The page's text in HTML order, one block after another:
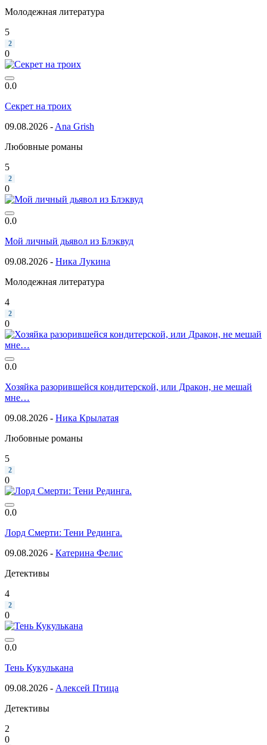
Молодежная литература
5
2
0
0.0
Секрет на троих
09.08.2026 - Ana Grish
Любовные романы
5
2
0
0.0
Мой личный дьявол из Блэквуд
09.08.2026 - Ника Лукина
Молодежная литература
4
2
0
0.0
Хозяйка разорившейся кондитерской, или Дракон, не мешай
мне…
09.08.2026 - Ника Крылатая
Любовные романы
5
2
0
0.0
Лорд Смерти: Тени Рединга.
09.08.2026 - Катерина Фелис
Детективы
4
2
0
0.0
Тень Кукулькана
09.08.2026 - Алексей Птица
Детективы
2
0